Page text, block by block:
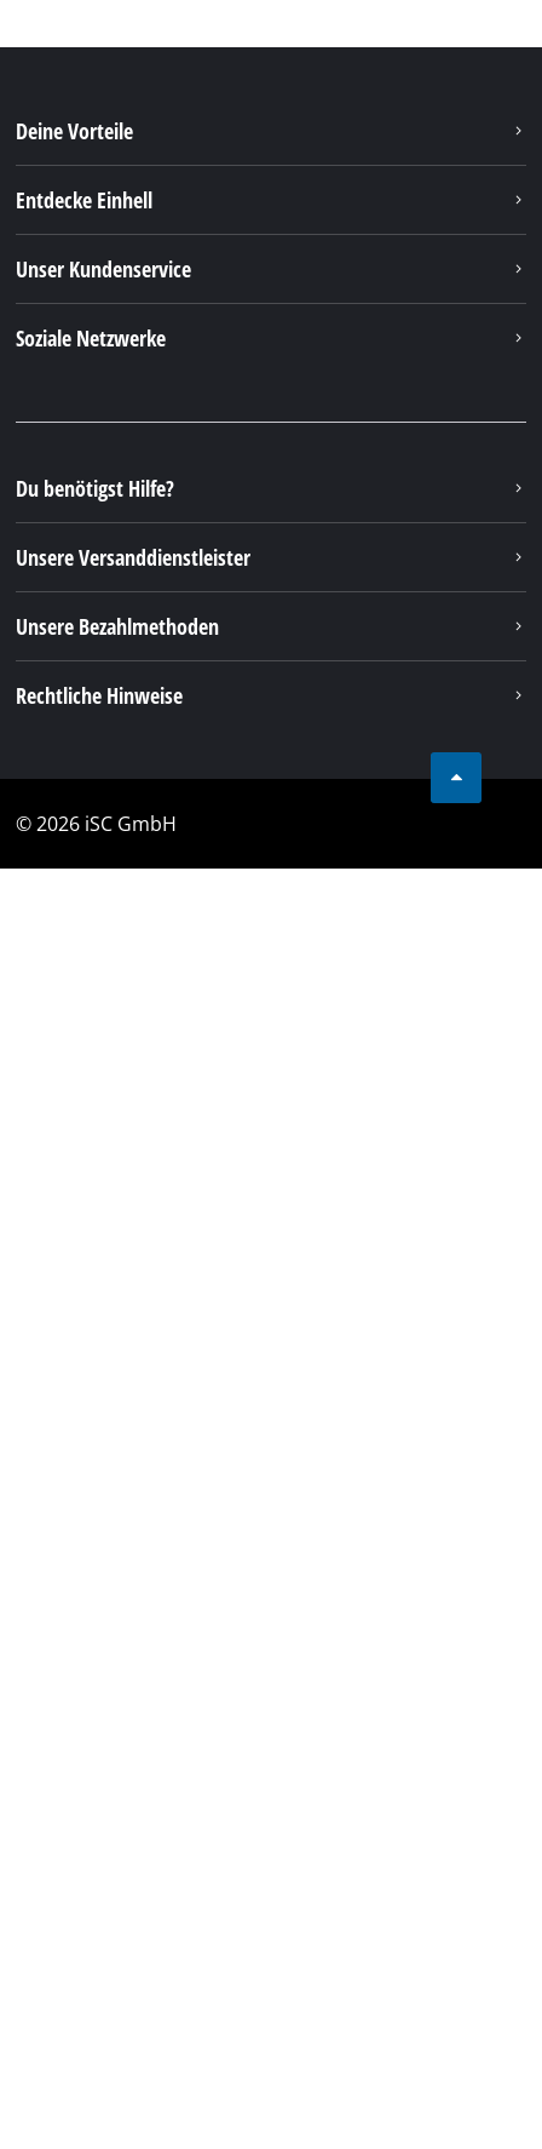
Deine Vorteile
Entdecke Einhell
Unser Kundenservice
Soziale Netzwerke
Du benötigst Hilfe?
Unsere Versanddienstleister
Unsere Bezahlmethoden
Rechtliche Hinweise
© 2026 iSC GmbH